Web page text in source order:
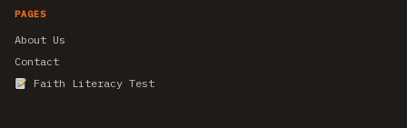
PAGES
About Us
Contact
Faith Literacy Test